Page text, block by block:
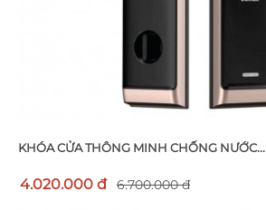
KHÓA CỬA THÔNG MINH CHỐNG NƯỚC...
4.020.000 đ 6.700.000 đ